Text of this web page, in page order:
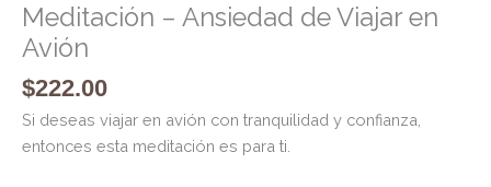
Meditación – Ansiedad de Viajar en
Avión
$222.00
Si deseas viajar en avión con tranquilidad y confianza,
entonces esta meditación es para ti.
en
Avión